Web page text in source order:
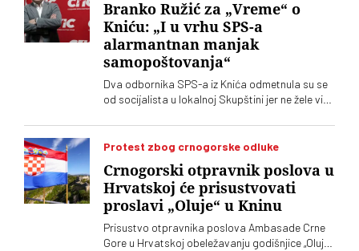
Branko Ružić za „Vreme“ o
Kniću: „I u vrhu SPS-a
alarmantnan manjak
samopoštovanja“
Dva odbornika SPS-a iz Knića odmetnula su se
od socijalista u lokalnoj Skupštini jer ne žele više
naprednjacima. Jedan od njih kaže za „Vreme“
da je „SNS u Kniću nasilna skupina
ikada više, da sarađuju. Branko Ružić za
„Vreme“ kaže da je alarmantno da tendencije
odricanja od izvornih principa i mazohizma
postoje ne samo na lokalu, već i u samom vrhu
SPS-a
Protest zbog crnogorske odluke
Crnogorski otpravnik poslova u
Hrvatskoj će prisustvovati
proslavi „Oluje“ u Kninu
Prisustvo otpravnika poslova Ambasade Crne
Gore u Hrvatskoj obeležavanju godišnjice „Oluje“